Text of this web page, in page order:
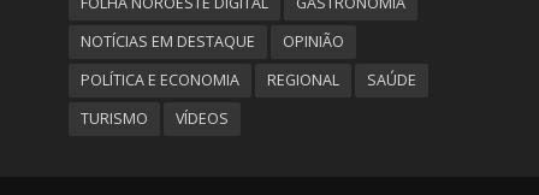
NOTÍCIAS EM DESTAQUE
OPINIÃO
POLÍTICA E ECONOMIA
REGIONAL
SAÚDE
TURISMO
VÍDEOS